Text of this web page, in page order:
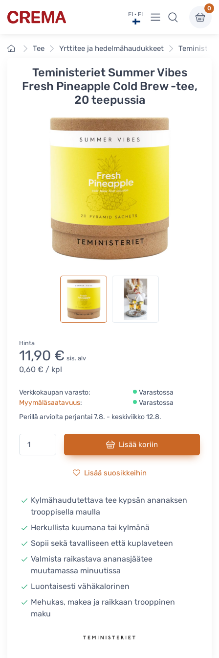
Crema FI · FI Näytä valikko
0
Etusivu
Tee Yrttitee ja hedelmähaudukkeet
Teministeriet Summer Vibes
Fresh Pineapple Cold Brew -tee,
20 teepussia
Hinta
11,90 € sis. alv
0,60 € / kpl
Verkkokaupan varasto:
Varastossa
Myymäläsaatavuus:
Varastossa
Perillä arviolta perjantai 7.8. - keskiviikko 12.8.
Lisää koriin
Lisää suosikkeihin
Kylmähaudutettava tee kypsän ananaksen
trooppisella maulla
Herkullista kuumana tai kylmänä
Sopii sekä tavalliseen että kuplaveteen
Valmista raikastava ananasjäätee
muutamassa minuutissa
Luontaisesti vähäkalorinen
Mehukas, makea ja raikkaan trooppinen
maku